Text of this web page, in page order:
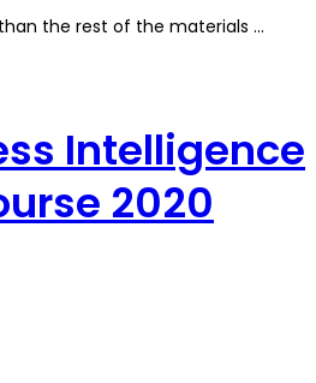
the rest of the materials …
Intelligence
2020